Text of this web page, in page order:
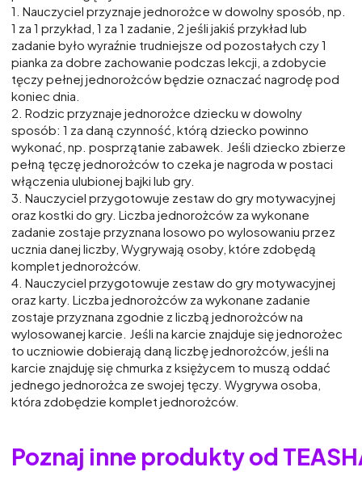
1. Nauczyciel przyznaje jednorożce w dowolny sposób, np.
1 za 1 przykład, 1 za 1 zadanie, 2 jeśli jakiś przykład lub
zadanie było wyraźnie trudniejsze od pozostałych czy 1
pianka za dobre zachowanie podczas lekcji, a zdobycie
tęczy pełnej jednorożców będzie oznaczać nagrodę pod
koniec dnia.
2. Rodzic przyznaje jednorożce dziecku w dowolny
sposób: 1 za daną czynność, którą dziecko powinno
wykonać, np. posprzątanie zabawek. Jeśli dziecko zbierze
pełną tęczę jednorożców to czeka je nagroda w postaci
włączenia ulubionej bajki lub gry.
3. Nauczyciel przygotowuje zestaw do gry motywacyjnej
oraz kostki do gry. Liczba jednorożców za wykonane
zadanie zostaje przyznana losowo po wylosowaniu przez
ucznia danej liczby, Wygrywają osoby, które zdobędą
komplet jednorożców.
4. Nauczyciel przygotowuje zestaw do gry motywacyjnej
oraz karty. Liczba jednorożców za wykonane zadanie
zostaje przyznana zgodnie z liczbą jednorożców na
wylosowanej karcie. Jeśli na karcie znajduje się jednorożec
to uczniowie dobierają daną liczbę jednorożców, jeśli na
karcie znajduję się chmurka z księżycem to muszą oddać
jednego jednorożca ze swojej tęczy. Wygrywa osoba,
która zdobędzie komplet jednorożców.
Poznaj inne produkty od